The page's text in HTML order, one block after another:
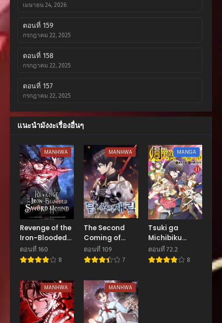
เมษายน 24, 2026
ตอนที่ 159
กรกฎาคม 22, 2025
ตอนที่ 158
กรกฎาคม 22, 2025
ตอนที่ 157
กรกฎาคม 22, 2025
ตอนที่ 156
กรกฎาคม 22, 2025
ตอนที่ 155
กรกฎาคม 22, 2025
ตอนที่ 154
กรกฎาคม 22, 2025
ตอนที่ 153
กรกฎาคม 22, 2025
ตอนที่ 152
กรกฎาคม 22, 2025
ตอนที่ 150
กรกฎาคม 22, 2025
แนะนำมังงะเรื่องอื่นๆ
MANHWA
Revenge of the
Iron-Blooded
Sword Hound
ตอนที่ 160
8
MANHWA
The Second
Coming of
Gluttony
ตอนที่ 109
7
MANGA
Tsuki ga
Michibiku
Isekai Douchuu
จันทรานำพาสู่ต่าง
ตอนที่ 72.2
8
MANHWA MANHWA